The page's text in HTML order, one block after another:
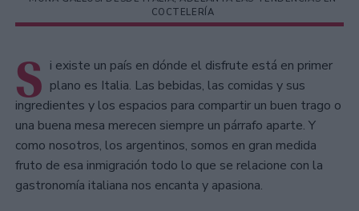
COCTELERÍA
S i existe un país en dónde el disfrute está en primer
plano es Italia. Las bebidas, las comidas y sus
ingredientes y los espacios para compartir un buen trago o
una buena mesa merecen siempre un párrafo aparte. Y
como nosotros, los argentinos, somos en gran medida
fruto de esa inmigración todo lo que se relacione con la
gastronomía italiana nos encanta y apasiona.